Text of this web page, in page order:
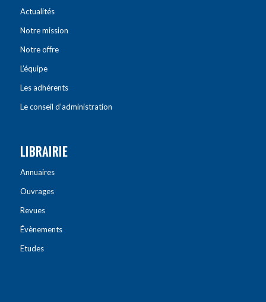
Actualités
Notre mission
Notre offre
L’équipe
Les adhérents
Le conseil d’administration
LIBRAIRIE
Annuaires
Ouvrages
Revues
Évènements
Etudes